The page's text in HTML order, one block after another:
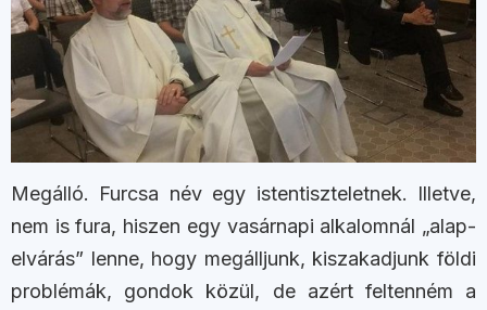
Megálló. Furcsa név egy istentiszteletnek. Illetve,
nem is fura, hiszen egy vasárnapi alkalomnál „alap-
elvárás” lenne, hogy megálljunk, kiszakadjunk földi
problémák, gondok közül, de azért feltenném a